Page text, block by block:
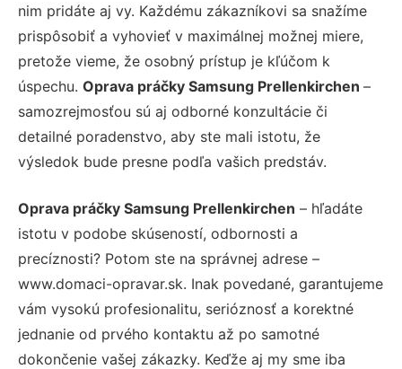
nim pridáte aj vy. Každému zákazníkovi sa snažíme
prispôsobiť a vyhovieť v maximálnej možnej miere,
pretože vieme, že osobný prístup je kľúčom k
úspechu. Oprava práčky Samsung Prellenkirchen –
samozrejmosťou sú aj odborné konzultácie či
detailné poradenstvo, aby ste mali istotu, že
výsledok bude presne podľa vašich predstáv.
Oprava práčky Samsung Prellenkirchen – hľadáte
istotu v podobe skúseností, odbornosti a
precíznosti? Potom ste na správnej adrese –
www.domaci-opravar.sk. Inak povedané, garantujeme
vám vysokú profesionalitu, serióznosť a korektné
jednanie od prvého kontaktu až po samotné
dokončenie vašej zákazky. Keďže aj my sme iba